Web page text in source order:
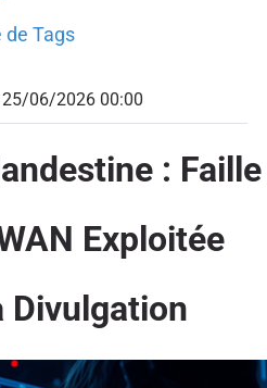
de Tags
25/06/2026 00:00
: Faille
Exploitée
Divulgation